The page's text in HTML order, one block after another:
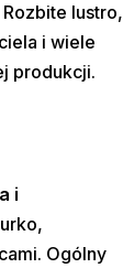
lustro,
i wiele
produkcji.
i
Ogólny